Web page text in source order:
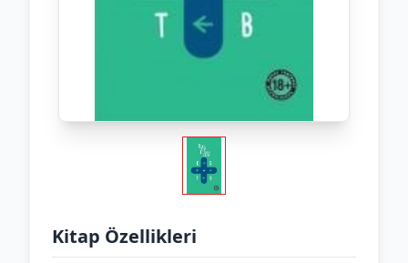
Kitap Özellikleri